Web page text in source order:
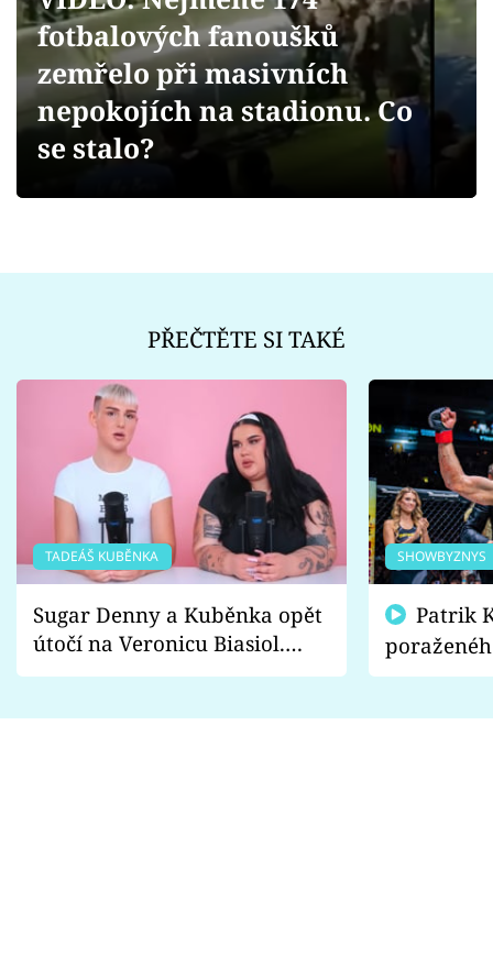
Videa
Sledujte prima+
fotbalových fanoušků
zemřelo při masivních
nepokojích na stadionu. Co
se stalo?
PŘEČTĚTE SI TAKÉ
TADEÁŠ KUBĚNKA
Sugar Denny a Kuběnka opět
útočí na Veronicu Biasiol.
Proč je podle nich falešná a
SHOWBYZNYS
fanoušci